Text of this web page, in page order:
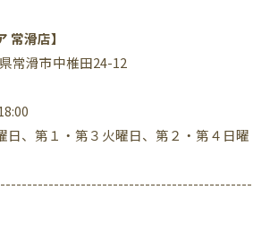
常滑店】
常滑市中椎田24-12
、第１・第３火曜日、第２・第４日曜